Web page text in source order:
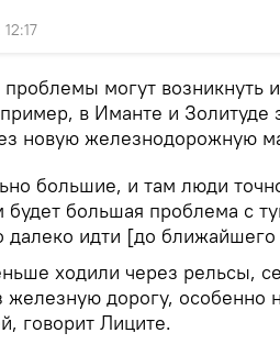
могут возникнуть
в Иманте и Золитуде
новую железнодорожную
большие, и там люди
будет большая проблема с
далеко идти [до
ходили через рельсы,
железную дорогу,
говорит Лиците.